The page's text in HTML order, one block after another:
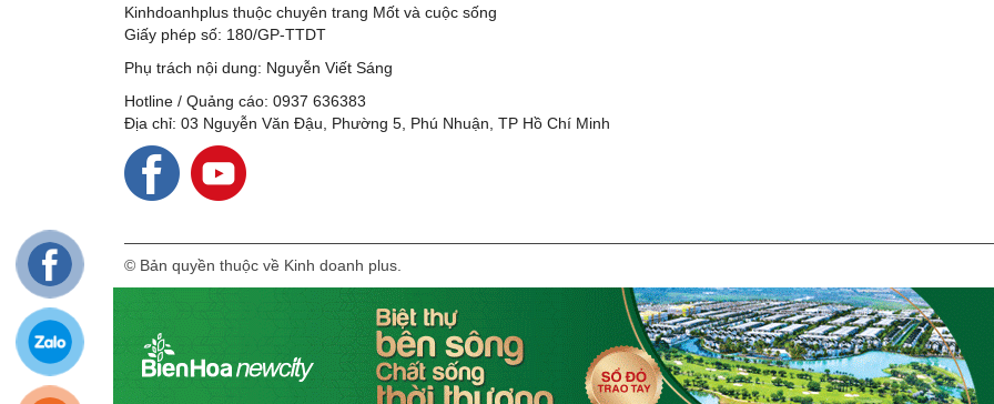
Kinhdoanhplus thuộc chuyên trang Mốt và cuộc sống
Giấy phép số: 180/GP-TTDT
Phụ trách nội dung: Nguyễn Viết Sáng
Hotline / Quảng cáo: 0937 636383
Địa chỉ: 03 Nguyễn Văn Đậu, Phường 5, Phú Nhuận, TP Hồ Chí Minh
© Bản quyền thuộc về Kinh doanh plus.